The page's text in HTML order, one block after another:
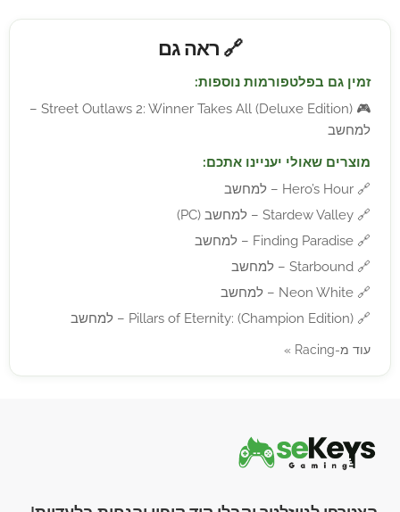
🔗 ראה גם
זמין גם בפלטפורמות נוספות:
🎮
Street Outlaws 2: Winner Takes All (Deluxe Edition) –
למחשב
מוצרים שאולי יעניינו אתכם:
🔗 Hero’s Hour – למחשב
🔗 Stardew Valley – למחשב (PC)
🔗 Finding Paradise – למחשב
🔗 Starbound – למחשב
🔗 Neon White – למחשב
🔗 Pillars of Eternity: (Champion Edition) – למחשב
עוד מ-Racing »